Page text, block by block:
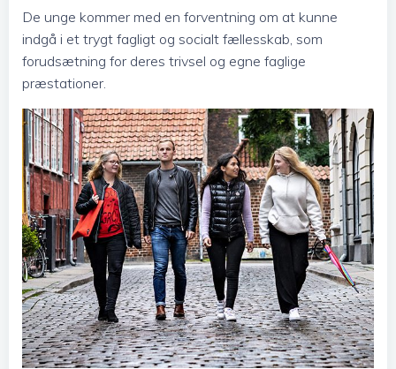
De unge kommer med en forventning om at kunne
indgå i et trygt fagligt og socialt fællesskab, som
forudsætning for deres trivsel og egne faglige
præstationer.